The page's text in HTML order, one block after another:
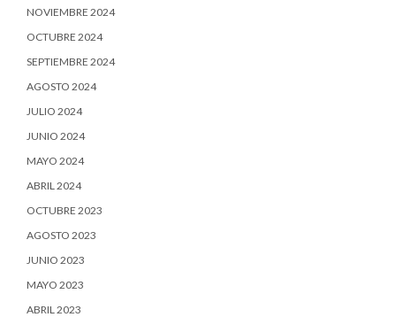
NOVIEMBRE 2024
OCTUBRE 2024
SEPTIEMBRE 2024
AGOSTO 2024
JULIO 2024
JUNIO 2024
MAYO 2024
ABRIL 2024
OCTUBRE 2023
AGOSTO 2023
JUNIO 2023
MAYO 2023
ABRIL 2023